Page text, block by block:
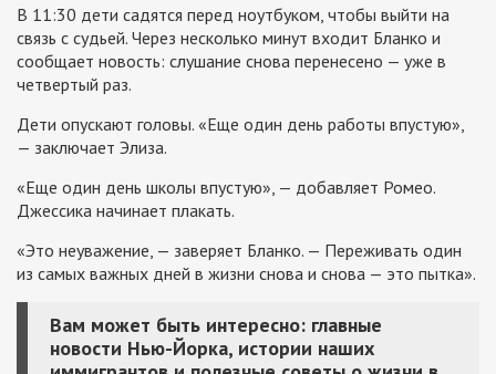
В 11:30 дети садятся перед ноутбуком, чтобы выйти на
связь с судьей. Через несколько минут входит Бланко и
сообщает новость: слушание снова перенесено — уже в
четвертый раз.
Дети опускают головы. «Еще один день работы впустую»,
— заключает Элиза.
«Еще один день школы впустую», — добавляет Ромео.
Джессика начинает плакать.
«Это неуважение, — заверяет Бланко. — Переживать один
из самых важных дней в жизни снова и снова — это пытка».
Вам может быть интересно: главные
новости Нью-Йорка, истории наших